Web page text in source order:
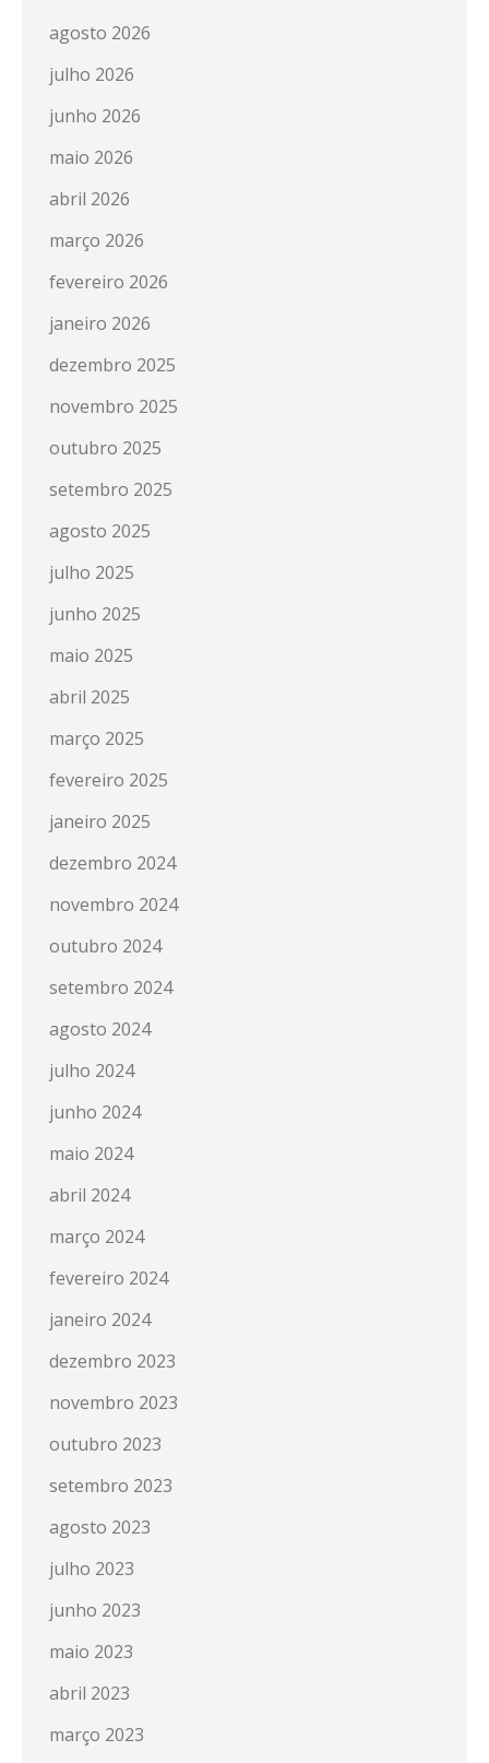
agosto 2026
julho 2026
junho 2026
maio 2026
abril 2026
março 2026
fevereiro 2026
janeiro 2026
dezembro 2025
novembro 2025
outubro 2025
setembro 2025
agosto 2025
julho 2025
junho 2025
maio 2025
abril 2025
março 2025
fevereiro 2025
janeiro 2025
dezembro 2024
novembro 2024
outubro 2024
setembro 2024
agosto 2024
julho 2024
junho 2024
maio 2024
abril 2024
março 2024
fevereiro 2024
janeiro 2024
dezembro 2023
novembro 2023
outubro 2023
setembro 2023
agosto 2023
julho 2023
junho 2023
maio 2023
abril 2023
março 2023